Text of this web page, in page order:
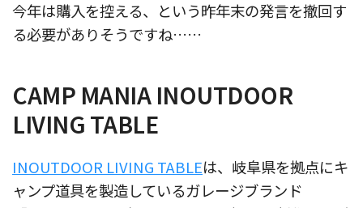
今年は購入を控える、という昨年末の発言を撤回す
る必要がありそうですね……
CAMP MANIA INOUTDOOR
LIVING TABLE
INOUTDOOR LIVING TABLEは、岐阜県を拠点にキ
ャンプ道具を製造しているガレージブランド